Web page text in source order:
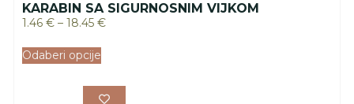
KARABIN SA SIGURNOSNIM VIJKOM
1.46 € – 18.45 €
Odaberi opcije